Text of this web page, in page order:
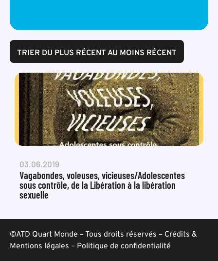
TRIER DU PLUS RÉCENT AU MOINS RÉCENT
03.06.2019
Vagabondes, voleuses, vicieuses/Adolescentes
sous contrôle, de la Libération à la libération
sexuelle
©ATD Quart Monde – Tous droits réservés – Crédits &
Mentions légales – Politique de confidentialité